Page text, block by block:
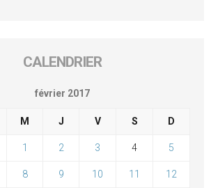
CALENDRIER
février 2017
M J V S D
1 2 3 4 5
8 9 10 11 12